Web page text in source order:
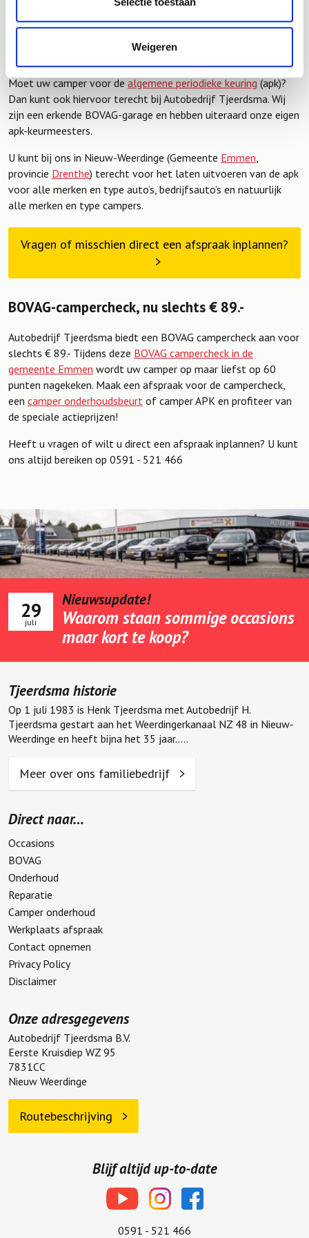
Weigeren
Apk camper Emmen
Moet uw camper voor dealgemene periodieke keuring(apk)?
Dan kunt ook hiervoor terecht bij Autobedrijf Tjeerdsma. Wij
zijn een erkende BOVAG-garage en hebben uiteraard onze eigen
apk-keurmeesters.
U kunt bij ons in Nieuw-Weerdinge (Gemeente Emmen
provincie Drenthe) terecht voor het laten uitvoeren van de apk
voor alle merken en type auto’s, bedrijfsauto’s en natuurlijk
alle merken en type campers.
Vragen of misschien direct een afspraak inplannen?
BOVAG-campercheck, nu slechts € 89.-
Autobedrijf Tjeerdsma biedt een BOVAG campercheck aan voor
slechts € 89.- Tijdens deze BOVAG campercheck in de
gemeente Emmen wordt uw camper op maar liefst op 60
punten nagekeken. Maak een afspraak voor de campercheck,
een camper onderhoudsbeurt of camper APK en profiteer van
de speciale actieprijzen!
Heeft u vragen of wilt u direct een afspraak inplannen? U kunt
ons altijd bereiken op 0591 - 521 466
29
juli
Nieuwsupdate!
Waarom staan sommige occasions
maar kort te koop?
Blijf altijd up-to-date
0591 - 521 466
Tjeerdsma historie
Op 1 juli 1983 is Henk Tjeerdsma met Autobedrijf H.
Tjeerdsma gestart aan het Weerdingerkanaal NZ 48 in Nieuw-
Weerdinge en heeft bijna het 35 jaar.....
Meer over ons familiebedrijf
Direct naar…
Occasions
BOVAG
Onderhoud
Reparatie
Camper onderhoud
Werkplaats afspraak
Contact opnemen
Privacy Policy
Disclaimer
Onze adresgegevens
Autobedrijf Tjeerdsma B.V.
Eerste Kruisdiep WZ 95
7831CC
Nieuw Weerdinge
Routebeschrijving